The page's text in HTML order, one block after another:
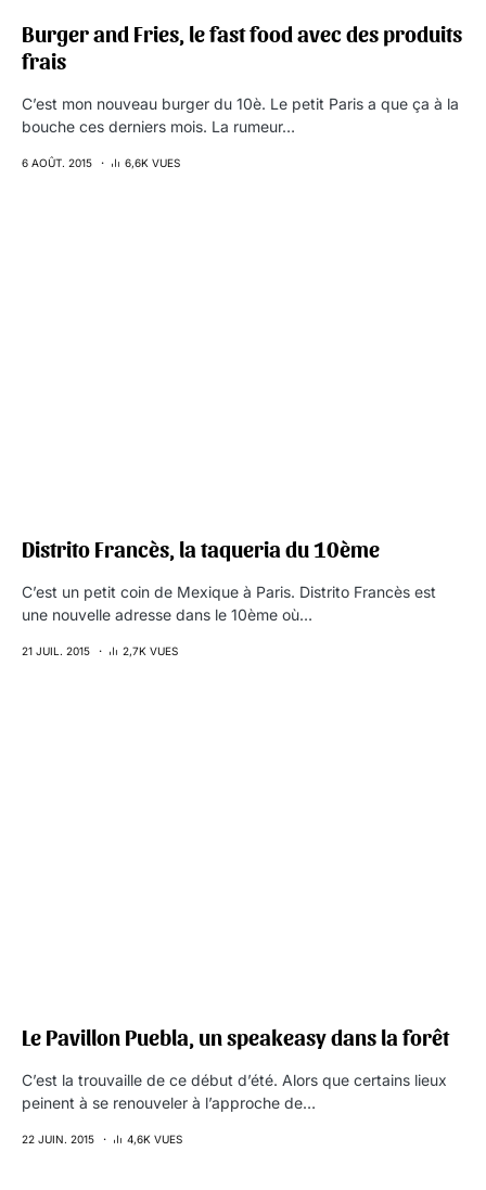
Burger and Fries, le fast food avec des produits
frais
C’est mon nouveau burger du 10è. Le petit Paris a que ça à la
bouche ces derniers mois. La rumeur…
6 AOÛT. 2015 6,6K VUES
Distrito Francès, la taqueria du 10ème
C’est un petit coin de Mexique à Paris. Distrito Francès est
une nouvelle adresse dans le 10ème où…
21 JUIL. 2015 2,7K VUES
Le Pavillon Puebla, un speakeasy dans la forêt
C’est la trouvaille de ce début d’été. Alors que certains lieux
peinent à se renouveler à l’approche de…
22 JUIN. 2015 4,6K VUES